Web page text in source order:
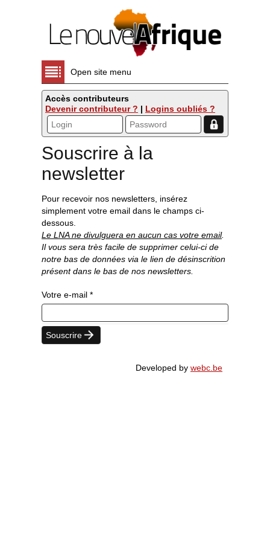
Open site menu
Accès contributeurs
Devenir contributeur ? | Logins oubliés ?
Souscrire à la
newsletter
Pour recevoir nos newsletters, insérez
simplement votre email dans le champs ci-
dessous.
Le LNA ne divulguera en aucun cas votre email.
Il vous sera très facile de supprimer celui-ci de
notre bas de données via le lien de désinscrition
présent dans le bas de nos newsletters.
Votre e-mail *
Developed by webc.be